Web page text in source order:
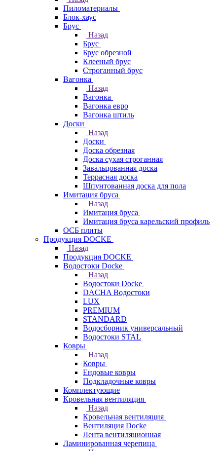
Пиломатериалы
Блок-хаус
Брус
Назад
Брус
Брус обрезной
Клееный брус
Строганный брус
Вагонка
Назад
Вагонка
Вагонка евро
Вагонка штиль
Доски
Назад
Доски
Доска обрезная
Доска сухая строганная
Завальцованная доска
Террасная доска
Шпунтованная доска для пола
Имитация бруса
Назад
Имитация бруса
Имитация бруса карельский профиль
ОСБ плиты
Продукция DOCKE
Назад
Продукция DOCKE
Водостоки Docke
Назад
Водостоки Docke
DACHA Водостоки
LUX
PREMIUM
STANDARD
Водосборник универсальный
Водостоки STAL
Ковры
Назад
Ковры
Ендовые ковры
Подкладочные ковры
Комплектующие
Кровельная вентиляция
Назад
Кровельная вентиляция
Вентиляция Docke
Лента вентиляционная
Ламинированная черепица